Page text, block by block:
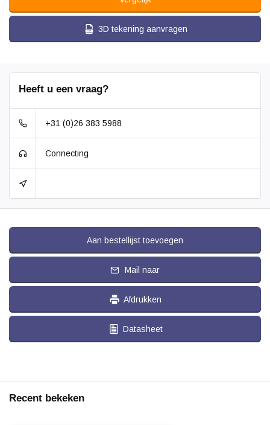
3D tekening aanvragen
Heeft u een vraag?
+31 (0)26 383 5988
Connecting
Aan bestellijst toevoegen
Mail naar
Afdrukken
Datasheet
Recent bekeken